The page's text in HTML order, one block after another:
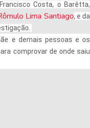
Costa, o Barêtta,
Lima Santiago, e da
e demais pessoas e os
comprovar de onde saiu